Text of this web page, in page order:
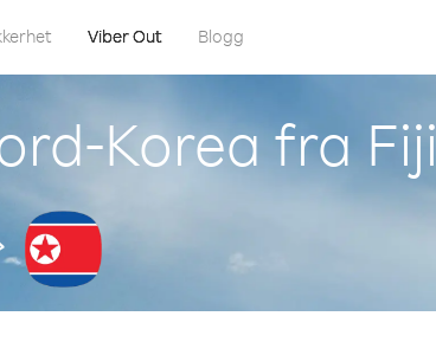
Viber Out Blogg
Korea fra Fiji